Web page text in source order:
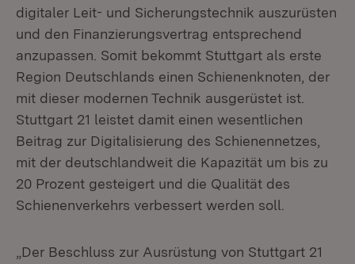
digitaler Leit- und Sicherungstechnik auszurüsten
und den Finanzierungsvertrag entsprechend
anzupassen. Somit bekommt Stuttgart als erste
Region Deutschlands einen Schienenknoten, der
mit dieser modernen Technik ausgerüstet ist.
Stuttgart 21 leistet damit einen wesentlichen
Beitrag zur Digitalisierung des Schienennetzes,
mit der deutschlandweit die Kapazität um bis zu
20 Prozent gesteigert und die Qualität des
Schienenverkehrs verbessert werden soll.
„Der Beschluss zur Ausrüstung von Stuttgart 21